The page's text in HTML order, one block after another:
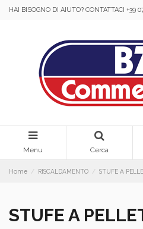
HAI BISOGNO DI AIUTO? CONTATTACI +39
Menu Cerca
Home RISCALDAMENTO STUFE A
STUFE A